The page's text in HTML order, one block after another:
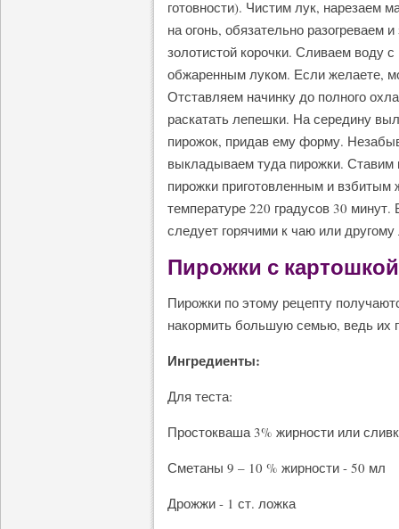
готовности). Чистим лук, нарезаем
на огонь, обязательно
золотистой корочки. Сливаем воду
обжаренным луком. Если желаете,
Отставляем начинку до полного
раскатать лепешки. На середину
пирожок, придав ему форму.
выкладываем туда пирожки.
пирожки приготовленным и
температуре 220 градусов 30
следует горячими к чаю или
Пирожки с
Пирожки по этому рецепту
накормить большую семью, ведь их
Ингредиенты:
Для теста:
Простокваша 3% жирности или
Сметаны 9 – 10 % жирности - 50 мл
Дрожжи - 1 ст. ложка